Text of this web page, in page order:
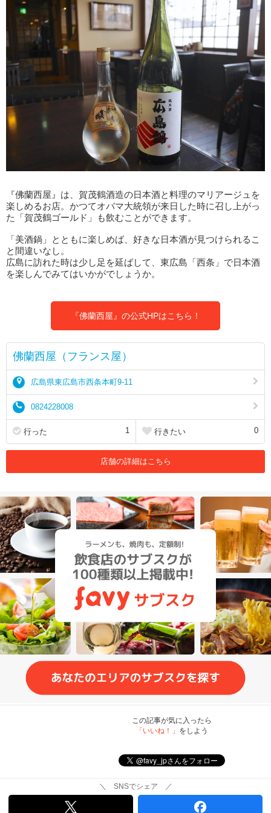
『佛蘭西屋』は、賀茂鶴酒造の日本酒と料理のマリアージュを
楽しめるお店。かつてオバマ大統領が来日した時に召し上がっ
た「賀茂鶴ゴールド」も飲むことができます。
「美酒鍋」とともに楽しめば、好きな日本酒が見つけられるこ
と間違いなし。
広島に訪れた時は少し足を延ばして、東広島「西条」で日本酒
を楽しんでみてはいかがでしょうか。
『佛蘭西屋』の公式HPはこちら！
佛蘭西屋（フランス屋）
広島県東広島市西条本町9-11
0824228008
行った 1 行きたい 0
店舗の詳細はこちら
この記事が気に入ったら
「いいね！」 をしよう
＼ SNSでシェア ／